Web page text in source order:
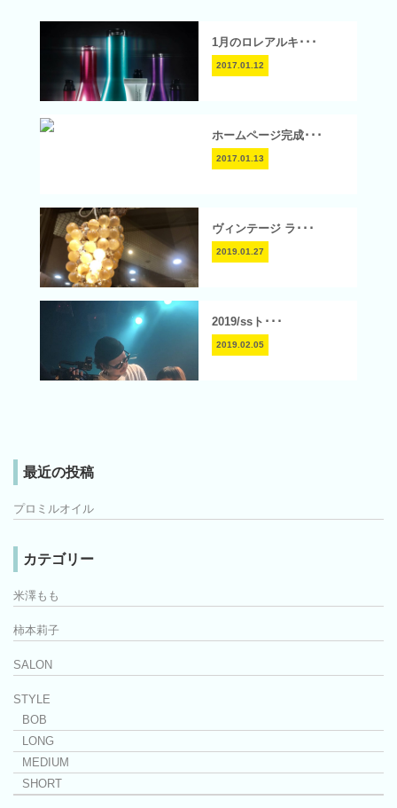
1月のロレアルキ･･･
2017.01.12
ホームページ完成･･･
2017.01.13
ヴィンテージ ラ･･･
2019.01.27
2019/ssト･･･
2019.02.05
最近の投稿
プロミルオイル
カテゴリー
米澤もも
柿本莉子
SALON
STYLE
BOB
LONG
MEDIUM
SHORT